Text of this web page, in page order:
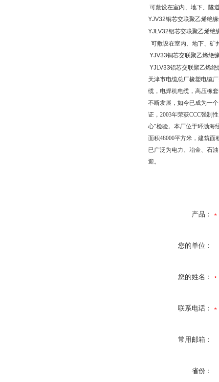
可敷设在室内、地下、隧
YJV32铜芯交联聚乙烯绝
YJLV32铝芯交联聚乙烯绝
可敷设在室内、地下、矿
YJV33铜芯交联聚乙烯绝
YJLV33铝芯交联聚乙烯
天津市电缆总厂橡塑电缆
缆，电焊机电缆，高压橡
不断发展，如今已成为一
证， 2003年荣获CCC强制
心"检验。本厂位于环渤海
面积48000平方米，建筑面
已广泛为电力、冶金、石
迎。
产品：
您的单位：
您的姓名：
联系电话：
常用邮箱：
省份：